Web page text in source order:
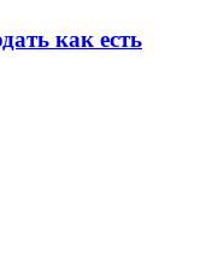
как есть